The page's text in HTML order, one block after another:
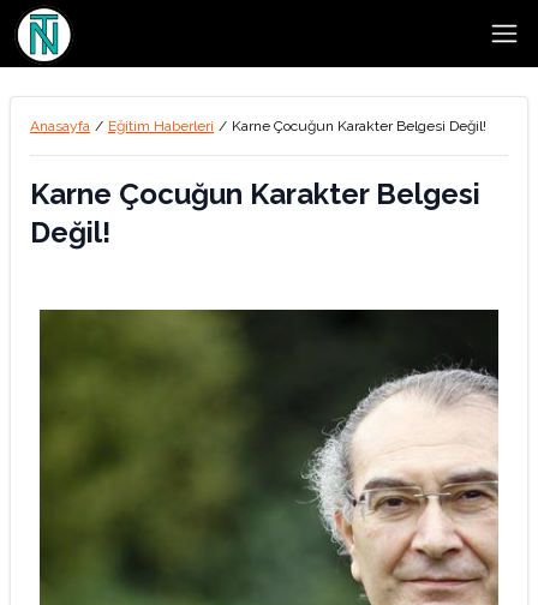
Anasayfa / Eğitim Haberleri / Karne Çocuğun Karakter Belgesi Değil!
Karne Çocuğun Karakter Belgesi
Değil!